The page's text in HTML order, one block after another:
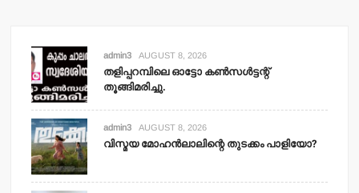
admin3 AUGUST 8, 2026
തളിപ്പറമ്പിലെ ഓട്ടോ കണ്‍സള്‍ട്ടന്റ്
തൂങ്ങിമരിച്ചു.
admin3 AUGUST 8, 2026
വിസ്മയ മോഹന്‍ലാലിന്റെ തുടക്കം പാളിയോ?